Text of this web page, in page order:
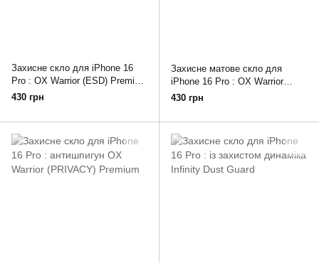
Захисне скло для iPhone 16
Pro : OX Warrior (ESD) Premium
Anti-Static
430 грн
Захисне матове скло для
iPhone 16 Pro : OX Warrior
(MATT) Premium
430 грн